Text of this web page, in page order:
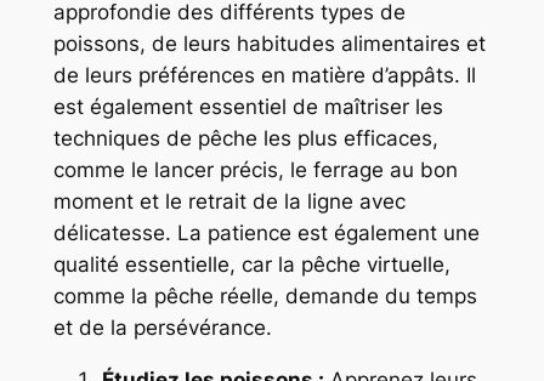
approfondie des différents types de
poissons, de leurs habitudes alimentaires et
de leurs préférences en matière d’appâts. Il
est également essentiel de maîtriser les
techniques de pêche les plus efficaces,
comme le lancer précis, le ferrage au bon
moment et le retrait de la ligne avec
délicatesse. La patience est également une
qualité essentielle, car la pêche virtuelle,
comme la pêche réelle, demande du temps
et de la persévérance.